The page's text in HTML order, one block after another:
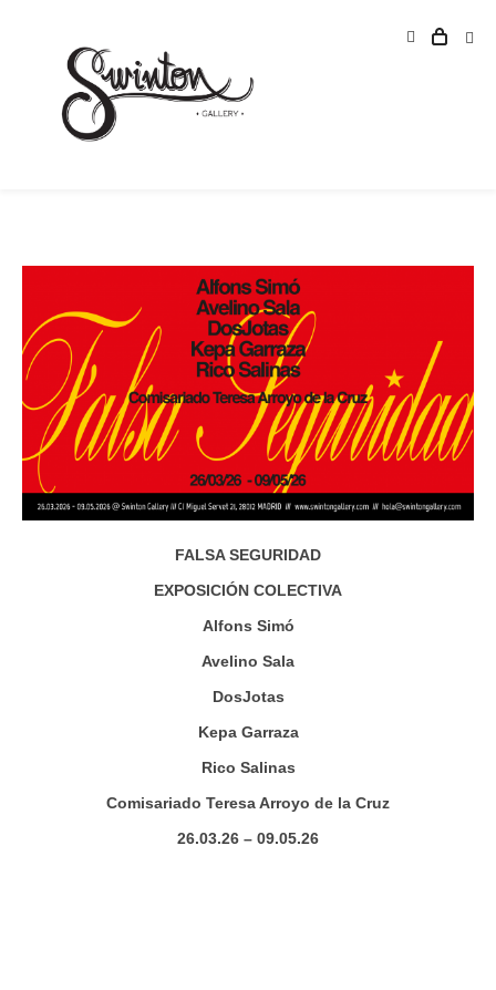
FALSA SEGURIDAD
EXPOSICIÓN COLECTIVA
Alfons Simó
Avelino Sala
DosJotas
Kepa Garraza
Rico Salinas
Comisariado Teresa Arroyo de la Cruz
26.03.26 – 09.05.26